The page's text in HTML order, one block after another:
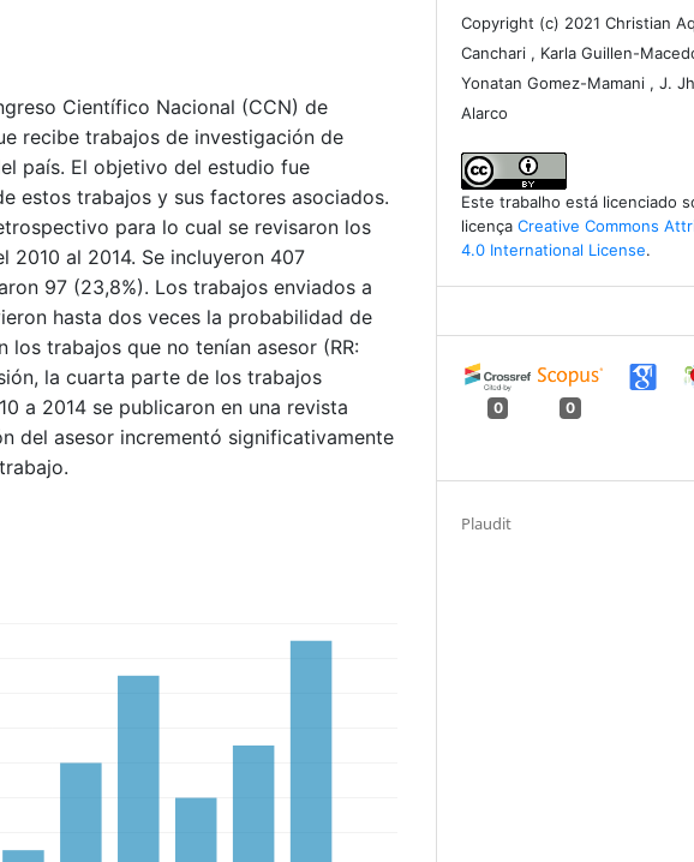
Científico Nacional (CCN) de
recibe trabajos de investigación de
país. El objetivo del estudio fue
estos trabajos y sus factores asociados.
para lo cual se revisaron los
2010 al 2014. Se incluyeron 407
97 (23,8%). Los trabajos enviados a
hasta dos veces la probabilidad de
trabajos que no tenían asesor (RR:
la cuarta parte de los trabajos
a 2014 se publicaron en una revista
del asesor incrementó significativamente
Copyright (c) 2021 Christian
Canchari , Karla Guillen-
Yonatan Gomez-Mamani , J.
Alarco
Este trabalho está licenciado
licençaCreative Commons
4.0 International License.
0 0
Plaudit